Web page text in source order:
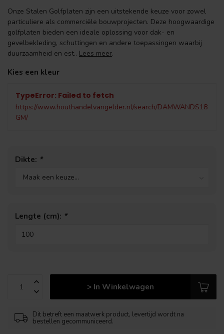
Onze Stalen Golfplaten zijn een uitstekende keuze voor zowel
particuliere als commerciële bouwprojecten. Deze hoogwaardige
golfplaten bieden een ideale oplossing voor dak- en
gevelbekleding, schuttingen en andere toepassingen waarbij
duurzaamheid en est.. Lees meer.
Kies een kleur
TypeError: Failed to fetch
https://www.houthandelvangelder.nl/search/DAMWANDS18
GM/
Dikte: *
Lengte (cm): *
> In Winkelwagen
Dit betreft een maatwerk product, levertijd wordt na
bestellen gecommuniceerd.